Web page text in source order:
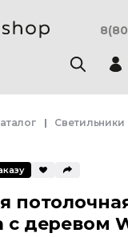
Светильники
с деревом